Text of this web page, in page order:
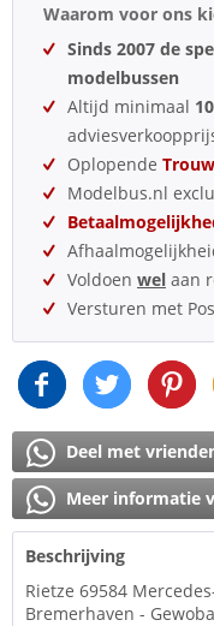
Waarom voor ons
Sinds 2007 de
modelbussen
Altijd minimaal
Oplopende
Modelbus.nl
Voldoen wel aan
Versturen met
Deel met
Meer informatie
Beschrijving
Rietze 69584
Bremerhaven -